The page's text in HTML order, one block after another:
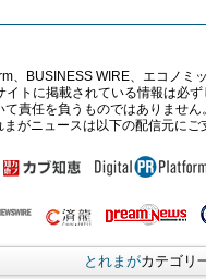
、BUSINESS WIRE、エコノ
トに掲載されている情報は必
責任を負うものではありません。
まがニュースは以下の配信元にご
とれまがカテゴリ